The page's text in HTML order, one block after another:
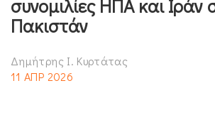
συνομιλίες ΗΠΑ και Ιράν
Πακιστάν
Δημήτρης Ι. Κυρτάτας
11 ΑΠΡ 2026